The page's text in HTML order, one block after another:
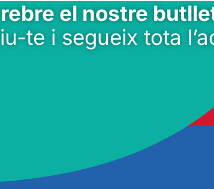
el nostre
te i segueix tota